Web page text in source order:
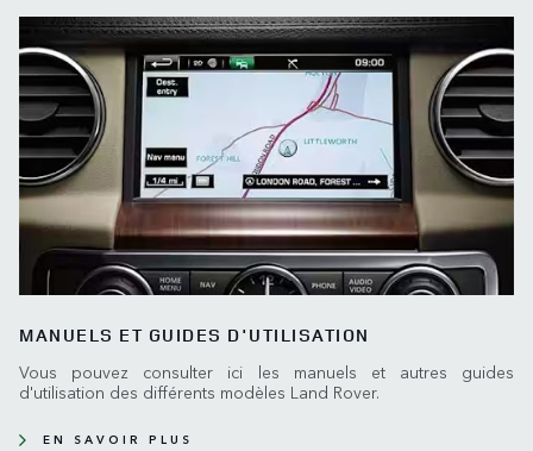
MANUELS ET GUIDES D'UTILISATION
Vous pouvez consulter ici les manuels et autres guides
d'utilisation des différents modèles Land Rover.
EN SAVOIR PLUS